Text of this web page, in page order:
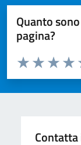
Quanto
pagina?
Valuta da 1 a 5
Valuta
Valuta 2
Valuta 1 stelle